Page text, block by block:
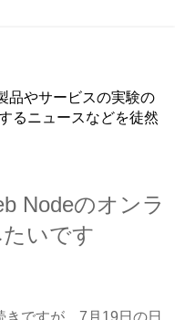
品やサービスの実験の
るニュースなどを徒然
Nodeのオンラ
いです
ですが、7月19日の日